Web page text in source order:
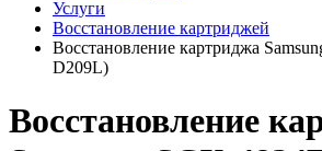
Услуги
Восстановление картриджей
Восстановление картриджа
D209L)
Восстановление